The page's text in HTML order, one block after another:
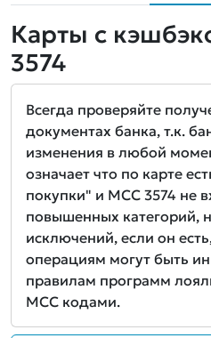
Карты с
3574
Всегда проверяйте
документах банка, т.к.
изменения в любой
означает что по карте
покупки" и MCC 3574 не
повышенных категорий,
исключений, если он
операциям могут быть
правилам программ
MCC кодами.